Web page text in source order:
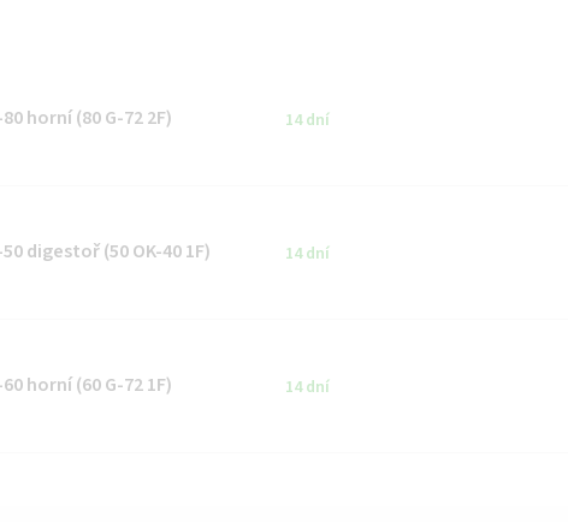
horní (80 G-72 2F) 14 dní
digestoř (50 OK-40 1F) 14 dní
horní (60 G-72 1F) 14 dní